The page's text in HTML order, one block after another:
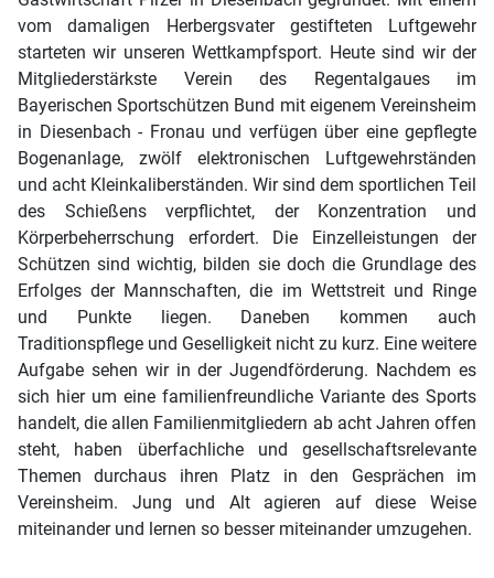
vom damaligen Herbergsvater gestifteten Luftgewehr
starteten wir unseren Wettkampfsport. Heute sind wir der
Mitgliederstärkste Verein des Regentalgaues im
Bayerischen Sportschützen Bund mit eigenem Vereinsheim
in Diesenbach - Fronau und verfügen über eine gepflegte
Bogenanlage, zwölf elektronischen Luftgewehrständen
und acht Kleinkaliberständen. Wir sind dem sportlichen Teil
des Schießens verpflichtet, der Konzentration und
Körperbeherrschung erfordert. Die Einzelleistungen der
Schützen sind wichtig, bilden sie doch die Grundlage des
Erfolges der Mannschaften, die im Wettstreit und Ringe
und Punkte liegen. Daneben kommen auch
Traditionspflege und Geselligkeit nicht zu kurz. Eine weitere
Aufgabe sehen wir in der Jugendförderung. Nachdem es
sich hier um eine familienfreundliche Variante des Sports
handelt, die allen Familienmitgliedern ab acht Jahren offen
steht, haben überfachliche und gesellschaftsrelevante
Themen durchaus ihren Platz in den Gesprächen im
Vereinsheim. Jung und Alt agieren auf diese Weise
miteinander und lernen so besser miteinander umzugehen.